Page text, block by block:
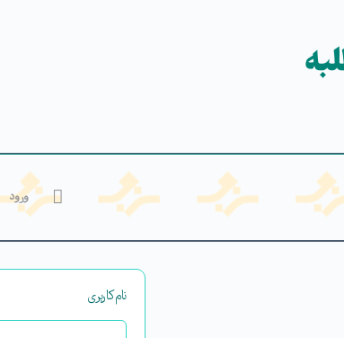
ورود
نام‌کاربری